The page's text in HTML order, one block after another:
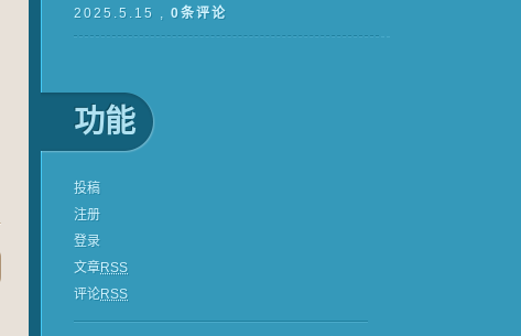
2025.5.15 , 0条评论
功能
投稿
注册
登录
文章RSS
评论RSS